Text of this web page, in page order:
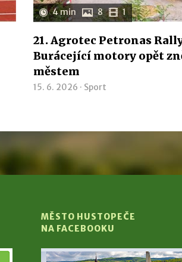
4 min 8 1
21. Agrotec Petronas
Burácející motory opět
městem
15. 6. 2026 · Sport
MĚSTO HUSTOPEČE
NA FACEBOOKU